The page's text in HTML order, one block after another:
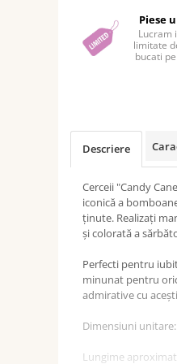
Piese
Lucram
limitate
bucati
Descriere
Cerceii "Candy
iconică a
ținute. Realizați
și colorată a
Perfecti pentru
minunat pentru
admirative cu
Dimensiuni unitare:
Lungime